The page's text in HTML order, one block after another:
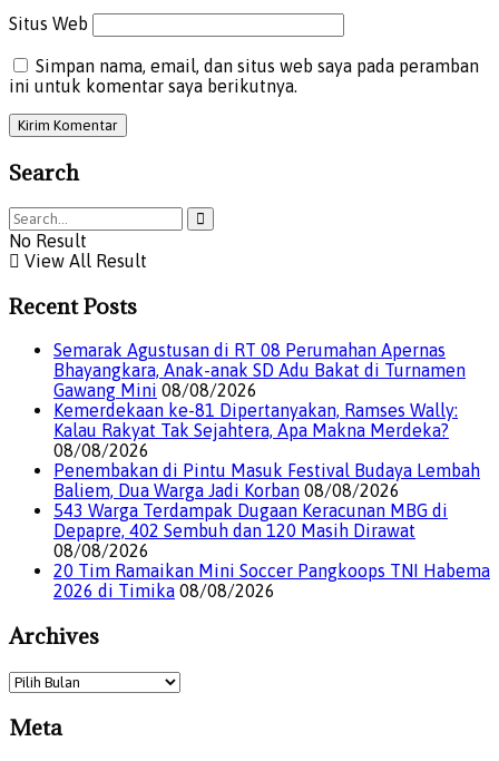
Situs Web
Simpan nama, email, dan situs web saya pada peramban
ini untuk komentar saya berikutnya.
Search
No Result
View All Result
Recent Posts
Semarak Agustusan di RT 08 Perumahan Apernas
Bhayangkara, Anak-anak SD Adu Bakat di Turnamen
Gawang Mini 08/08/2026
Kemerdekaan ke-81 Dipertanyakan, Ramses Wally:
Kalau Rakyat Tak Sejahtera, Apa Makna Merdeka?
08/08/2026
Penembakan di Pintu Masuk Festival Budaya Lembah
Baliem, Dua Warga Jadi Korban 08/08/2026
543 Warga Terdampak Dugaan Keracunan MBG di
Depapre, 402 Sembuh dan 120 Masih Dirawat
08/08/2026
20 Tim Ramaikan Mini Soccer Pangkoops TNI Habema
2026 di Timika 08/08/2026
Archives
Archives
Meta